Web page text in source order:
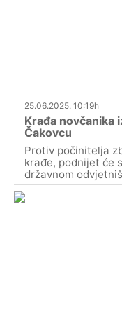
25.06.2025. 10:19h
Krađa novčanika
Čakovcu
Protiv počinitelja
krađe, podnijet će
državnom